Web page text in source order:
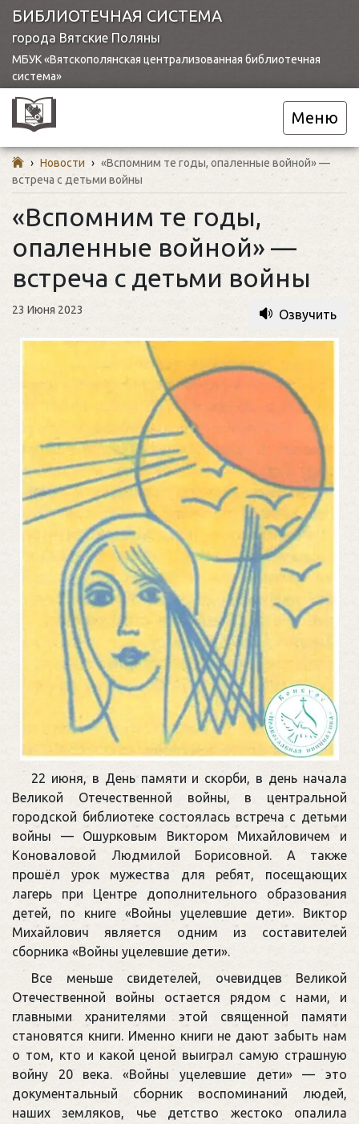
БИБЛИОТЕЧНАЯ СИСТЕМА
города Вятские Поляны
МБУК «Вятскополянская централизованная библиотечная
система»
Меню
› Новости › «Вспомним те годы, опаленные войной» —
встреча с детьми войны
«Вспомним те годы,
опаленные войной» —
встреча с детьми войны
23 Июня 2023 Озвучить
22 июня, в День памяти и скорби, в день начала
Великой Отечественной войны, в центральной
городской библиотеке состоялась встреча с детьми
войны — Ошурковым Виктором Михайловичем и
Коноваловой Людмилой Борисовной. А также
прошёл урок мужества для ребят, посещающих
лагерь при Центре дополнительного образования
детей, по книге «Войны уцелевшие дети». Виктор
Михайлович является одним из составителей
сборника «Войны уцелевшие дети».
Все меньше свидетелей, очевидцев Великой
Отечественной войны остается рядом с нами, и
главными хранителями этой священной памяти
становятся книги. Именно книги не дают забыть нам
о том, кто и какой ценой выиграл самую страшную
войну 20 века. «Войны уцелевшие дети» — это
документальный сборник воспоминаний людей,
наших земляков, чье детство жестоко опалила